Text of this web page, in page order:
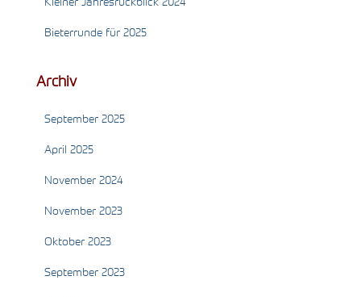
Kleiner Jahresrückblick 2024
Bieterrunde für 2025
Archiv
September 2025
April 2025
November 2024
November 2023
Oktober 2023
September 2023